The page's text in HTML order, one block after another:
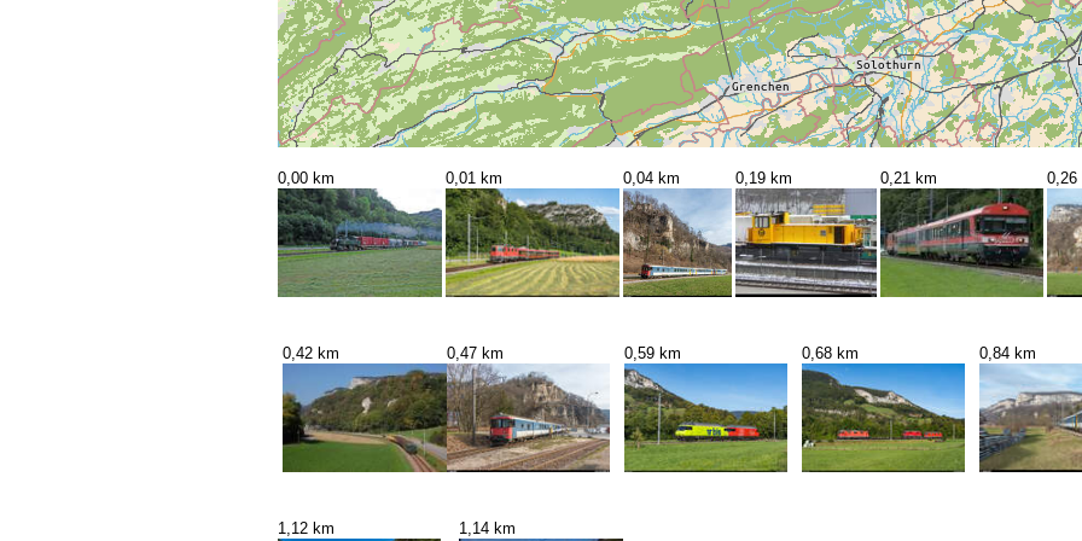
0,00 km 0,01 km 0,04 km 0,19 km 0,21 km 0,26
0,42 km 0,47 km 0,59 km 0,68 km 0,84 km
1,12 km 1,14 km